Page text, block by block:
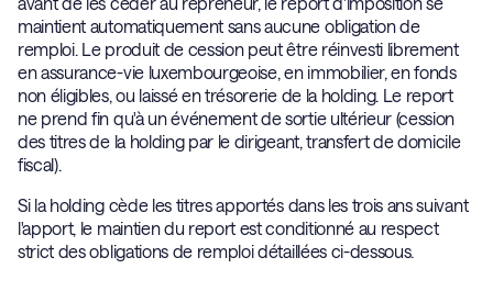
maintient automatiquement sans aucune obligation de
remploi. Le produit de cession peut être réinvesti librement
en assurance-vie luxembourgeoise, en immobilier, en fonds
non éligibles, ou laissé en trésorerie de la holding. Le report
ne prend fin qu'à un événement de sortie ultérieur (cession
des titres de la holding par le dirigeant, transfert de domicile
fiscal).
Si la holding cède les titres apportés dans les trois ans suivant
l'apport, le maintien du report est conditionné au respect
strict des obligations de remploi détaillées ci-dessous.